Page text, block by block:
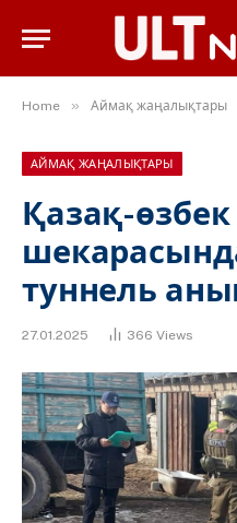
Home » Аймақ жаңалықтары
АЙМАҚ ЖАҢАЛЫҚТАРЫ
Қазақ-өзбек
туннель
27.01.2025 366 Views